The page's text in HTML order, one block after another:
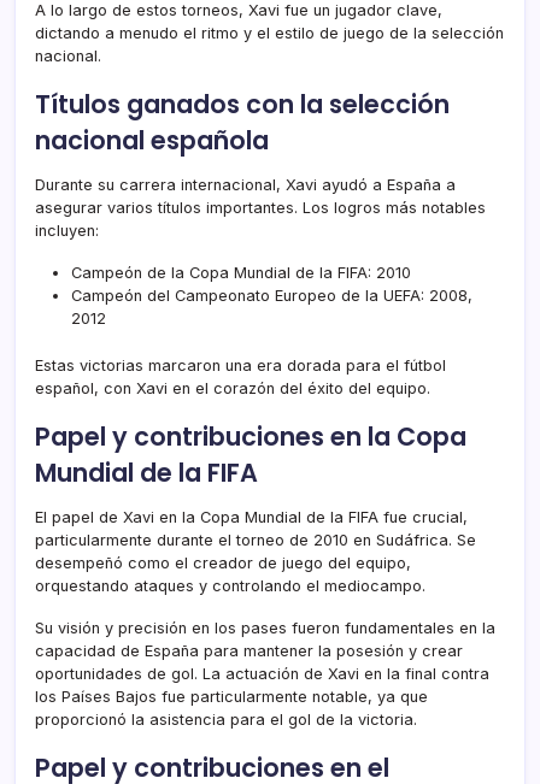
A lo largo de estos torneos, Xavi fue un jugador clave,
dictando a menudo el ritmo y el estilo de juego de la selección
nacional.
Títulos ganados con la selección
nacional española
Durante su carrera internacional, Xavi ayudó a España a
asegurar varios títulos importantes. Los logros más notables
incluyen:
Campeón de la Copa Mundial de la FIFA: 2010
Campeón del Campeonato Europeo de la UEFA: 2008,
2012
Estas victorias marcaron una era dorada para el fútbol
español, con Xavi en el corazón del éxito del equipo.
Papel y contribuciones en la Copa
Mundial de la FIFA
El papel de Xavi en la Copa Mundial de la FIFA fue crucial,
particularmente durante el torneo de 2010 en Sudáfrica. Se
desempeñó como el creador de juego del equipo,
orquestando ataques y controlando el mediocampo.
Su visión y precisión en los pases fueron fundamentales en la
capacidad de España para mantener la posesión y crear
oportunidades de gol. La actuación de Xavi en la final contra
los Países Bajos fue particularmente notable, ya que
proporcionó la asistencia para el gol de la victoria.
Papel y contribuciones en el